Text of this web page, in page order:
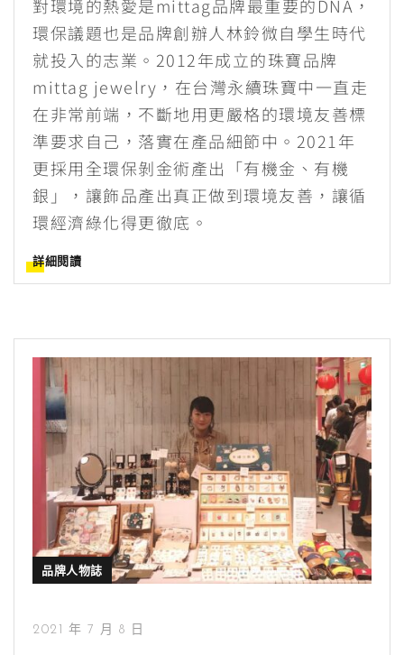
對環境的熱愛是mittag品牌最重要的DNA，
環保議題也是品牌創辦人林鈴微自學生時代
就投入的志業。2012年成立的珠寶品牌
mittag jewelry，在台灣永續珠寶中一直走
在非常前端，不斷地用更嚴格的環境友善標
準要求自己，落實在產品細節中。2021年
更採用全環保剝金術產出「有機金、有機
銀」，讓飾品產出真正做到環境友善，讓循
環經濟綠化得更徹底。
詳細閱讀
品牌人物誌
2021 年 7 月 8 日